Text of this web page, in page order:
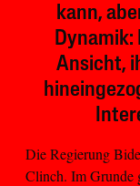
kann,
Dynamik:
Ansicht,
Die Regierung
Clinch. Im Grunde